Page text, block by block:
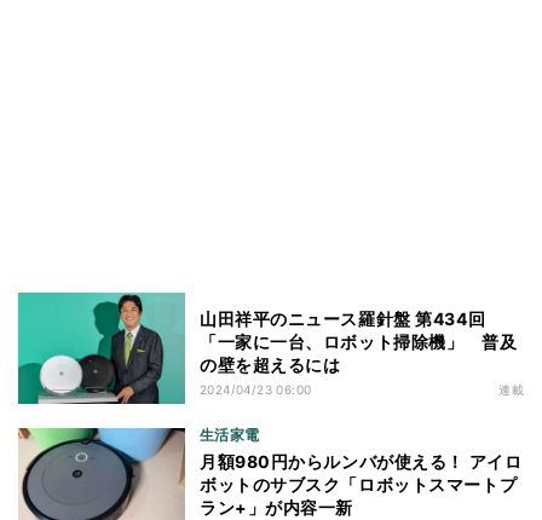
山田祥平のニュース羅針盤 第434回
「一家に一台、ロボット掃除機」 普及
の壁を超えるには
2024/04/23 06:00 連載
生活家電
月額980円からルンバが使える！ アイロ
ボットのサブスク「ロボットスマートプ
ラン+」が内容一新